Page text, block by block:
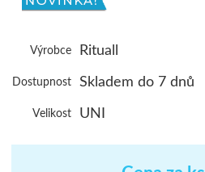
Výrobce Rituall
Dostupnost Skladem do 7 dnů
Velikost UNI